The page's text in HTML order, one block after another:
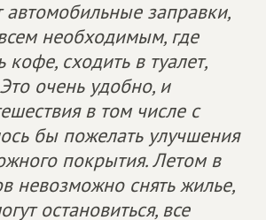
заправки,
необходимым, где
сходить в туалет,
очень удобно, и
в том числе с
бы пожелать улучшения
покрытия. Летом в
невозможно снять жилье,
остановиться, все